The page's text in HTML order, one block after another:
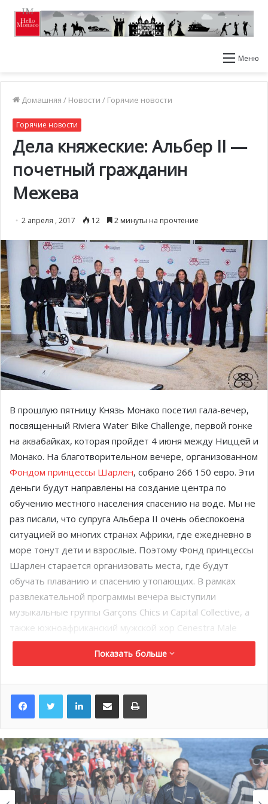
Меню
Домашняя / Новости / Горячие новости
Горячие новости
Дела княжеские: Альбер II —
почетный гражданин
Межева
2 апреля , 2017 12 2 минуты на прочтение
В прошлую пятницу Князь Монако посетил гала-вечер,
посвященный Riviera Water Bike Challenge, первой гонке
на аквабайках, которая пройдет 4 июня между Ниццей и
Монако. На благотворительном вечере, организованном
Фондом принцессы Шарлен, собрано 266 150 евро. Эти
деньги будут направлены на создание центра по
обучению местного населения спасению на воде. Мы не
раз писали, что супруга Альбера II очень обеспокоена
ситуацией во многих странах Африки, где ежедневно в
море тонут дети и взрослые. Поэтому Фонд принцессы
Шарлен старается организовать места, где будут
обучать плаванию и спасению утопающих. В рамках
развлекательной программы вечера выступили
музыкальные группы Garçons Chics и Capital Collective, а
также южноафриканский мужской хор Cenestra Male
Choir.
Показать больше
LinkedInПоделиться по электронной почте Распечатать
Горячие новости